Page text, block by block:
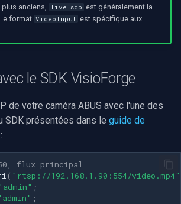
anciens,
live.sdp est généralement la
format VideoInput est spécifique aux
le SDK VisioForge
de votre caméra ABUS avec l'une des
SDK présentées dans le guide de
:
flux principal
( "rtsp://192.168.1.90:554/video.mp4"
;
;